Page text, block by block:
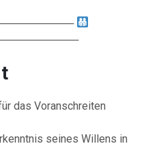
das Voranschreiten
seines Willens in